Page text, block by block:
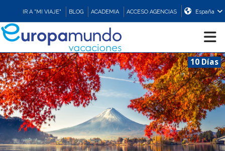
IR A "MI VIAJE" BLOG ACADEMIA ACCESO AGENCIAS España
CRUCEROS
EUROPA
ASIA
10 Días